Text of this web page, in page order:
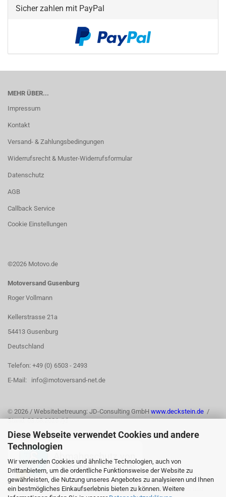
Diese Webseite verwendet Cookies und andere
Technologien
Wir verwenden Cookies und ähnliche Technologien, auch von
Drittanbietern, um die ordentliche Funktionsweise der Website zu
gewährleisten, die Nutzung unseres Angebotes zu analysieren und Ihnen
ein bestmögliches Einkaufserlebnis bieten zu können. Weitere
Sicher zahlen mit PayPal
MEHR ÜBER...
Impressum
Kontakt
Versand- & Zahlungsbedingungen
Widerrufsrecht & Muster-Widerrufsformular
Datenschutz
AGB
Callback Service
Cookie Einstellungen
©2026 Motovo.de
Motoversand Gusenburg
Roger Vollmann
Kellerstrasse 21a
54413 Gusenburg
Deutschland
Telefon: +49 (0) 6503 - 2493
E-Mail: info@motoversand-net.de
© 2026 / Websitebetreuung: JD-Consulting GmbH www.deckstein.de /
Stand: 03.08.2026 /jd